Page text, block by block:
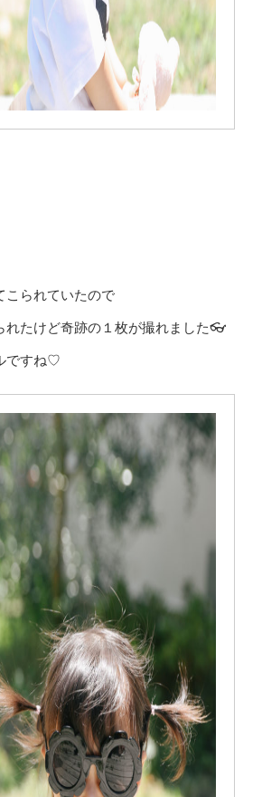
こられていたので
れたけど奇跡の１枚が撮れました👓
ですね♡